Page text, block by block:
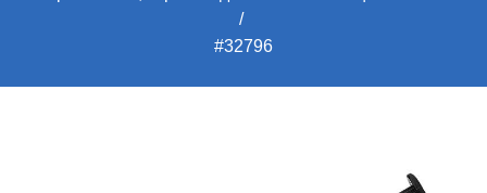
#32796